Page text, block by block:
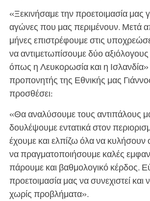
«Ξεκινήσαμε την προετοιμασία μας
αγώνες που μας περιμένουν. Μετά
μήνες επιστρέφουμε στις
να αντιμετωπίσουμε δύο
όπως η Λευκορωσία και η
προπονητής της Εθνικής μας
προσθέσει:
«Θα αναλύσουμε τους αντιπάλους
δουλέψουμε εντατικά στον
έχουμε και ελπίζω όλα να
να πραγματοποιήσουμε καλές
πάρουμε και βαθμολογικό κέρδος.
προετοιμασία μας να συνεχιστεί
χωρίς προβλήματα».